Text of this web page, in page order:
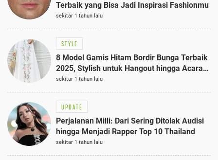
Terbaik yang Bisa Jadi Inspirasi Fashionmu
sekitar 1 tahun lalu
STYLE
8 Model Gamis Hitam Bordir Bunga Terbaik
2025, Stylish untuk Hangout hingga Acara
Semi-Formal
sekitar 1 tahun lalu
UPDATE
Perjalanan Milli: Dari Sering Ditolak Audisi
hingga Menjadi Rapper Top 10 Thailand
sekitar 1 tahun lalu